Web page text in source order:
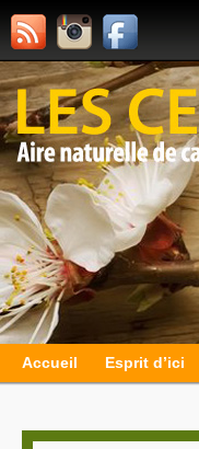
Accueil Esprit d’ici